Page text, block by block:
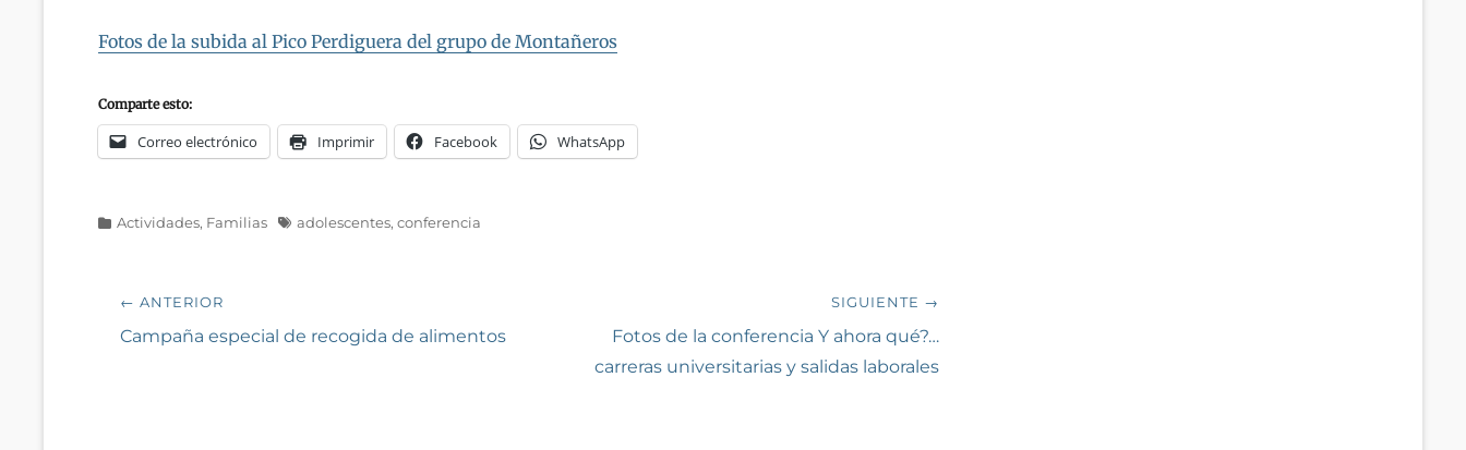
Fotos de la subida al Pico Perdiguera del grupo de Montañeros
Comparte esto:
Correo electrónico Imprimir Facebook WhatsApp
Categorías
Actividades, Familias Etiquetas
adolescentes, conferencia
Navegación
de
← ANTERIOR
Entrada
Campaña especial de recogida de alimentos
SIGUIENTE →
Siguiente
entrada:
Fotos de la conferencia Y ahora qué?…
carreras universitarias y salidas laborales